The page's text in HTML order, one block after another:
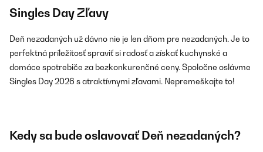
Singles Day Zľavy
Deň nezadaných už dávno nie je len dňom pre nezadaných. Je to
perfektná príležitosť spraviť si radosť a získať kuchynské a
domáce spotrebiče za bezkonkurenčné ceny. Spoločne oslávme
Singles Day 2026 s atraktívnymi zľavami. Nepremeškajte to!
Kedy sa bude oslavovať Deň nezadaných?